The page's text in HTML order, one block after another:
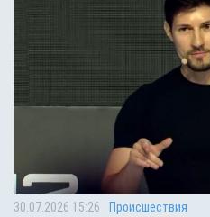
30.07.2026 15:26 Происшествия